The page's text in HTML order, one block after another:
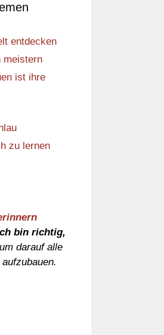
entdecken
meistern
ist ihre
zu lernen
bin richtig,
darauf alle